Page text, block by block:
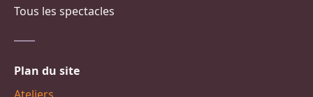
Tous les spectacles
Plan du site